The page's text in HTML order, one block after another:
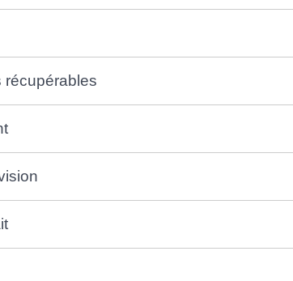
récupérables